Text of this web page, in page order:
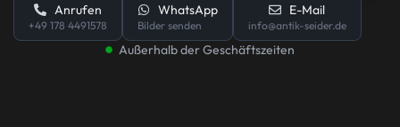
Anrufen
+49 178 4491578
WhatsApp
Bilder senden
E-Mail
info@antik-seider.de
Außerhalb der Geschäftszeiten